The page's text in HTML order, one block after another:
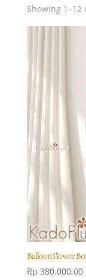
Showing 1–12
Balloon Flower
Rp 380.000,00